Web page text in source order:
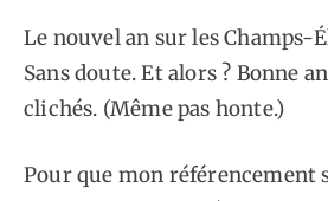
Le nouvel an sur les Champs-
Sans doute. Et alors ? Bonne
clichés. (Même pas honte.)
Pour que mon référencement